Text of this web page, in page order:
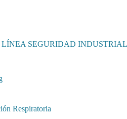
LÍNEA SEGURIDAD INDUSTRIAL
Respiratoria